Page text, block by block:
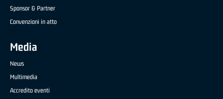
Sponsor & Partner
Convenzioni in atto
Media
News
Multimedia
Accredito eventi